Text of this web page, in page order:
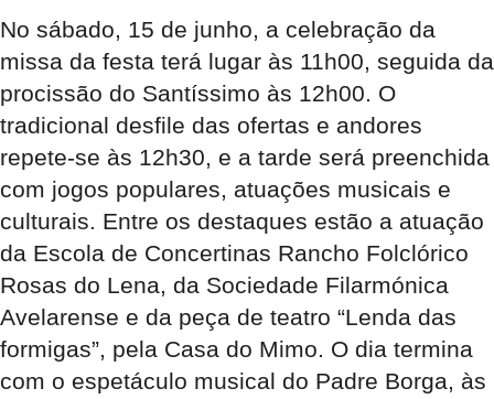
No sábado, 15 de junho, a celebração da
missa da festa terá lugar às 11h00, seguida da
procissão do Santíssimo às 12h00. O
tradicional desfile das ofertas e andores
repete-se às 12h30, e a tarde será preenchida
com jogos populares, atuações musicais e
culturais. Entre os destaques estão a atuação
da Escola de Concertinas Rancho Folclórico
Rosas do Lena, da Sociedade Filarmónica
Avelarense e da peça de teatro “Lenda das
formigas”, pela Casa do Mimo. O dia termina
com o espetáculo musical do Padre Borga, às